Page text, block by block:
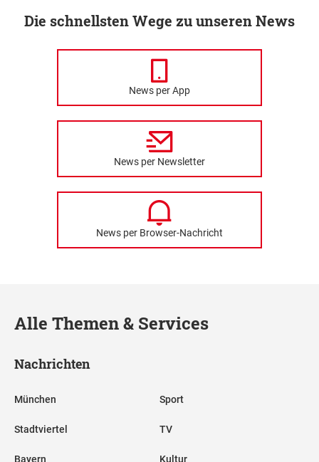
Die schnellsten Wege zu unseren News
News per App
News per Newsletter
News per Browser-Nachricht
Alle Themen & Services
Nachrichten
München
Stadtviertel
Bayern
Sport
TV
Kultur